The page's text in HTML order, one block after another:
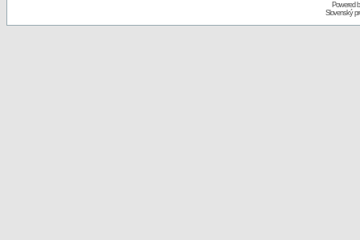
Powered
Slovenský